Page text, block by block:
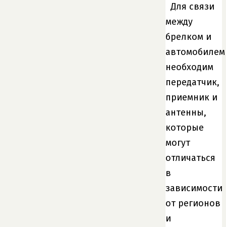
Для связи
между
брелком и
автомобилем
необходим
передатчик,
приемник и
антенны,
которые
могут
отличаться
в
зависимости
от регионов
и